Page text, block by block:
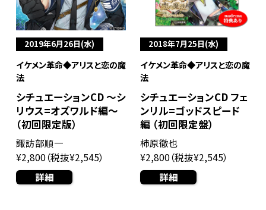
2019年6月26日(水)
イケメン革命◆アリスと恋の魔
法
シチュエーションCD 〜シ
リウス=オズワルド編〜
（初回限定版）
諏訪部順一
¥2,800（税抜¥2,545）
詳細
2018年7月25日(水)
イケメン革命◆アリスと恋の魔
法
シチュエーションCD フェ
ンリル=ゴッドスピード
編 （初回限定盤）
柿原徹也
¥2,800（税抜¥2,545）
詳細